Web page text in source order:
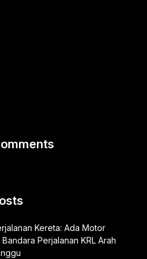
Kereta: Ada Motor
Perjalanan KRL Arah